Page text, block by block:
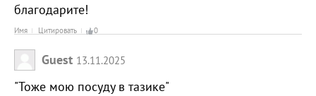
благодарите!
Имя Цитировать 0
Guest 13.11.2025
"Тоже мою посуду в тазике"